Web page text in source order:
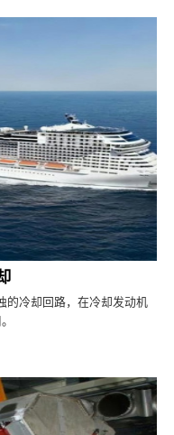
的冷却回路，在冷却发动机